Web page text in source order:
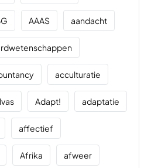
AAAS aandacht
acculturatie
Adapt! adaptatie
affectief
Afrika afweer